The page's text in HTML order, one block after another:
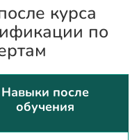
курса
по
Навыки после
обучения